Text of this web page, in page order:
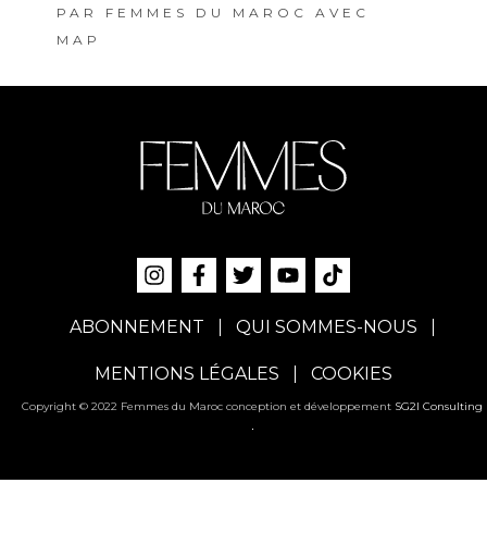
PAR FEMMES DU MAROC AVEC
MAP
ABONNEMENT QUI SOMMES-NOUS
MENTIONS LÉGALES COOKIES
Copyright © 2022 Femmes du Maroc conception et développement SG2I Consulting